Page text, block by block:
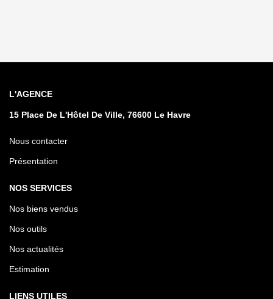
L'AGENCE
15 Place De L'Hôtel De Ville, 76600 Le Havre
Nous contacter
Présentation
NOS SERVICES
Nos biens vendus
Nos outils
Nos actualités
Estimation
LIENS UTILES